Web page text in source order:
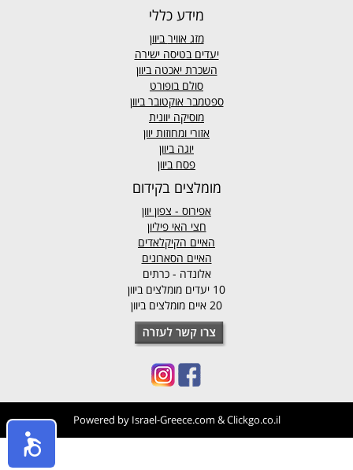
מידע כללי
מזג אוויר ביוון
יעדים בטיסה ישירה
השכרת יאכטה ביוון
סולם בופורט
ספטמבר אוקטובר ביוון
מוסיקה יוונית
אזורי ומחוזות יוון
יוגה ביוון
פסח ביוון
מומלצים בקידום
אפירוס - צפון יוון
חצי האי פיליון
האיים הקיקלאדים
האיים הסארונים
אלונדה - כרתים
10 יעדים מומלצים ביוון
20 איים מומלצים ביוון
Powered by Israel-Greece.com &Clickgo.co.il